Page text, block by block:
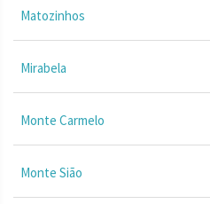
Matozinhos
Mirabela
Monte Carmelo
Monte Sião